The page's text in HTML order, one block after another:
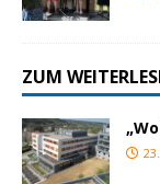
ZUM